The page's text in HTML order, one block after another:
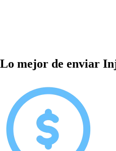
Lo mejor de enviar